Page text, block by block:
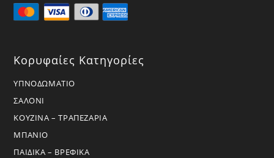
Κορυφαίες Κατηγορίες
ΥΠΝΟΔΩΜΑΤΙΟ
ΣΑΛΟΝΙ
ΚΟΥΖΙΝΑ – ΤΡΑΠΕΖΑΡΙΑ
ΜΠΑΝΙΟ
ΠΑΙΔΙΚΑ – ΒΡΕΦΙΚΑ